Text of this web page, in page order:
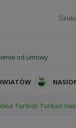
od umowy
Turkish Turban